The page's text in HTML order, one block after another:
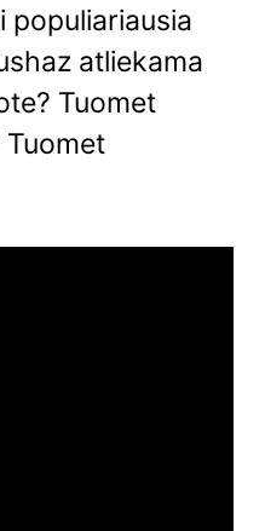
populiariausia
atliekama
Tuomet